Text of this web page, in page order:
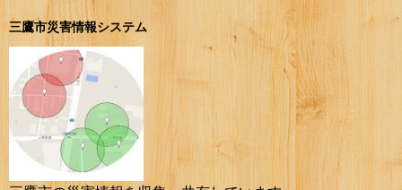
三鷹市災害情報システム